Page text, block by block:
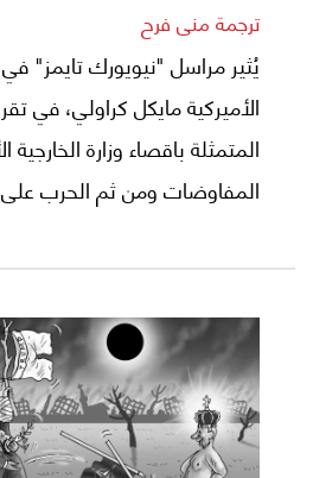
ترجمة منى فرح
يُثير مراسل "نيويورك تايمز" في
الأميركية مايكل كراولي، في
المتمثلة باقصاء وزارة
المفاوضات ومن ثم الحرب على
المتعمد للوزارة يطرح أسئلة
الملفات ومن يتولى ذلك، فيما
شخصيات مثل جاريد كوشنر
ويتكوف (الصديق) وغيرهم
الملفين السوري والتركي).